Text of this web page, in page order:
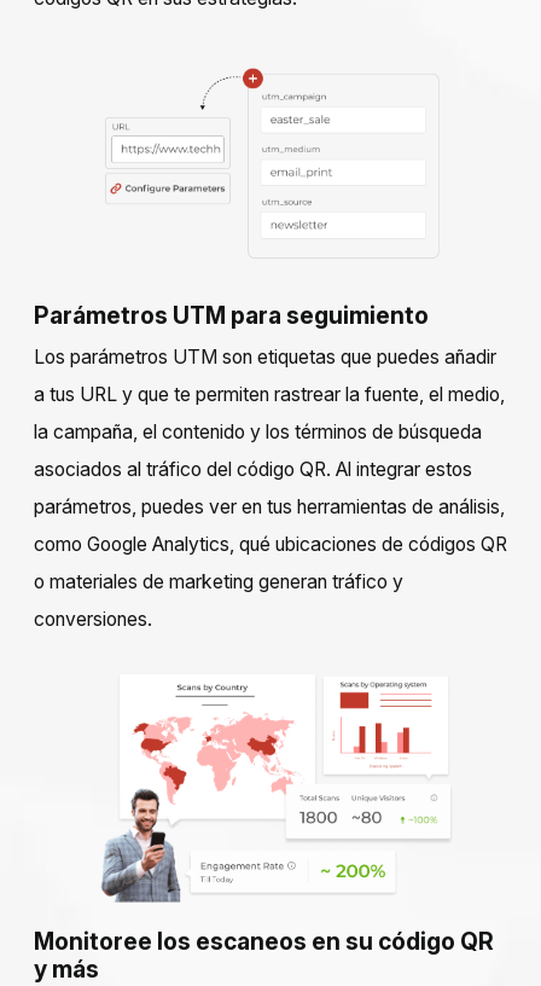
Parámetros UTM para seguimiento
Los parámetros UTM son etiquetas que puedes añadir
a tus URL y que te permiten rastrear la fuente, el medio,
la campaña, el contenido y los términos de búsqueda
asociados al tráfico del código QR. Al integrar estos
parámetros, puedes ver en tus herramientas de análisis,
como Google Analytics, qué ubicaciones de códigos QR
o materiales de marketing generan tráfico y
conversiones.
Monitoree los escaneos en su código QR
y más